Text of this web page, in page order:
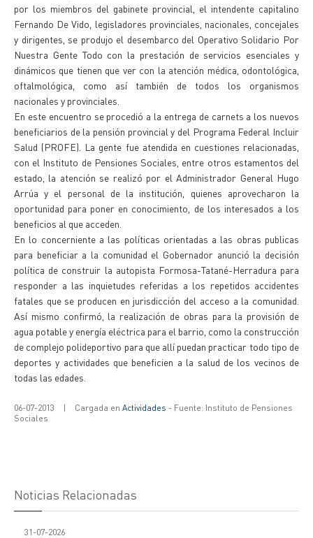
por los miembros del gabinete provincial, el intendente capitalino
Fernando De Vido, legisladores provinciales, nacionales, concejales
y dirigentes, se produjo el desembarco del Operativo Solidario Por
Nuestra Gente Todo con la prestación de servicios esenciales y
dinámicos que tienen que ver con la atención médica, odontológica,
oftalmológica, como así también de todos los organismos
nacionales y provinciales.
En este encuentro se procedió a la entrega de carnets a los nuevos
beneficiarios de la pensión provincial y del Programa Federal Incluir
Salud (PROFE). La gente fue atendida en cuestiones relacionadas,
con el Instituto de Pensiones Sociales, entre otros estamentos del
estado, la atención se realizó por el Administrador General Hugo
Arrúa y el personal de la institución, quienes aprovecharon la
oportunidad para poner en conocimiento, de los interesados a los
beneficios al que acceden.
En lo concerniente a las políticas orientadas a las obras publicas
para beneficiar a la comunidad el Gobernador anunció la decisión
política de construir la autopista Formosa-Tatané-Herradura para
responder a las inquietudes referidas a los repetidos accidentes
fatales que se producen en jurisdicción del acceso a la comunidad.
Así mismo confirmó, la realización de obras para la provisión de
agua potable y energía eléctrica para el barrio, como la construcción
de complejo polideportivo para que allí puedan practicar todo tipo de
deportes y actividades que beneficien a la salud de los vecinos de
todas las edades.
06-07-2013 | Cargada en Actividades - Fuente: Instituto de Pensiones
Sociales
Noticias Relacionadas
31-07-2026